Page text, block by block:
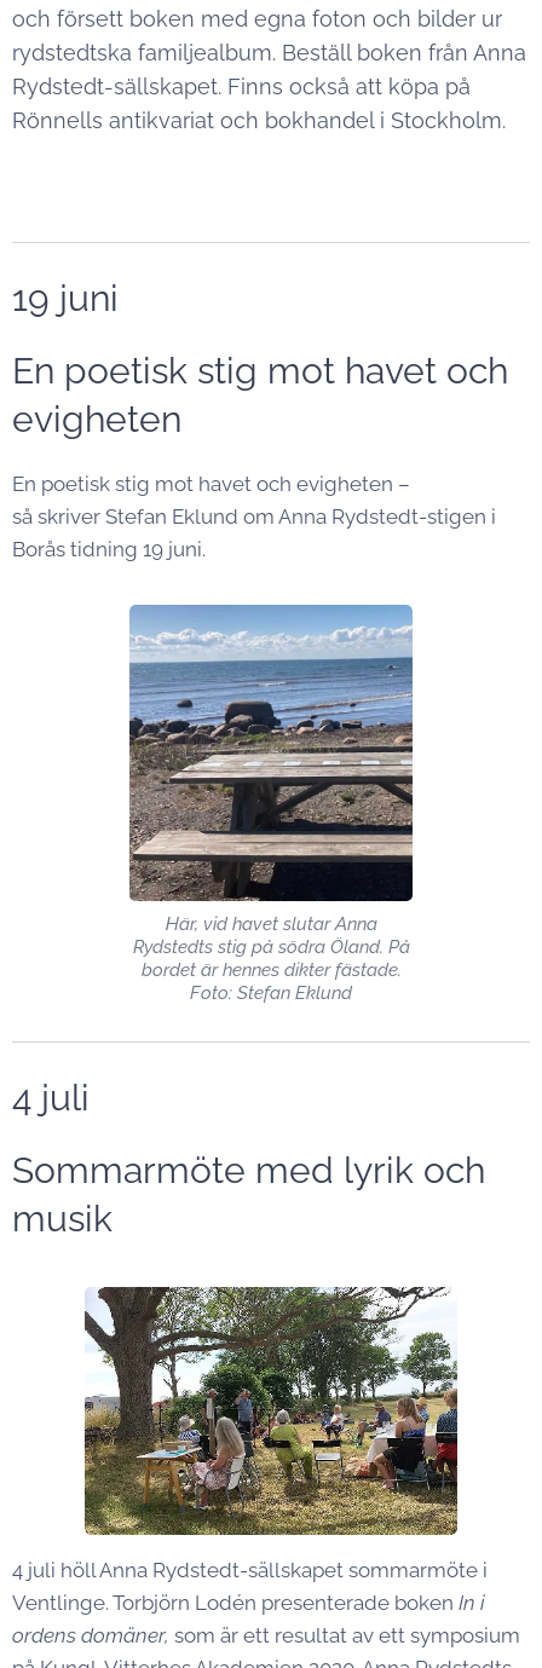
och försett boken med egna foton och bilder ur
rydstedtska familjealbum. Beställ boken från Anna
Rydstedt-sällskapet. Finns också att köpa på
Rönnells antikvariat och bokhandel i Stockholm.
19 juni
En poetisk stig mot havet och
evigheten
En poetisk stig mot havet och evigheten –
så skriver Stefan Eklund om Anna Rydstedt-stigen i
Borås tidning 19 juni.
Här, vid havet slutar Anna
Rydstedts stig på södra Öland. På
bordet är hennes dikter fästade.
Foto: Stefan Eklund
4 juli
Sommarmöte med lyrik och
musik
4 juli höll Anna Rydstedt-sällskapet sommarmöte i
Ventlinge. Torbjörn Lodén presenterade boken In i
ordens domäner, som är ett resultat av ett symposium